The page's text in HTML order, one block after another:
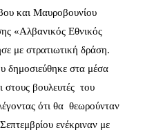
και Μαυροβουνίου
«Αλβανικός Εθνικός
με στρατιωτική δράση.
δημοσιεύθηκε στα μέσα
στους βουλευτές του
ότι θα θεωρούνταν
ενέκριναν με